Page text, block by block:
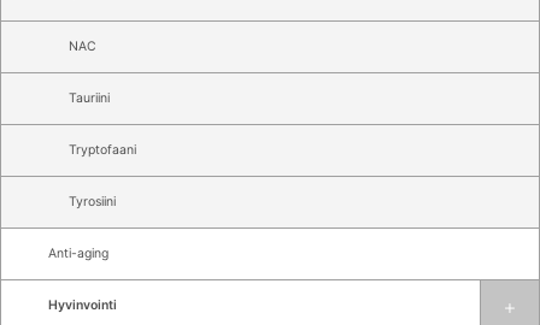
NAC
Tauriini
Tryptofaani
Tyrosiini
Anti-aging
Hyvinvointi